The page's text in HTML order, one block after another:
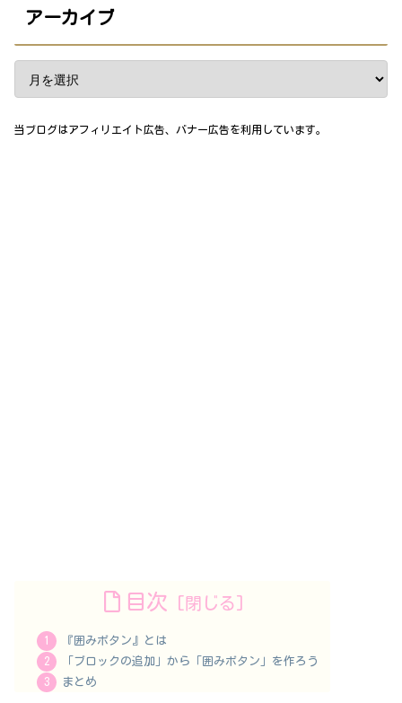
アーカイブ
当ブログはアフィリエイト広告、バナー広告を利用しています。
目次
『囲みボタン』とは
「ブロックの追加」から「囲みボタン」を作ろう
まとめ